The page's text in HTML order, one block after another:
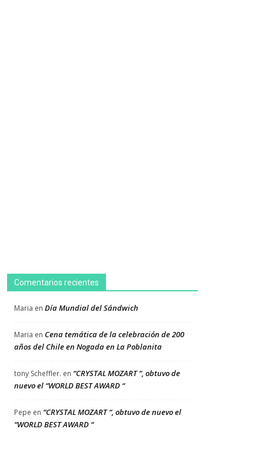
Comentarios recientes
Maria en Día Mundial del Sándwich
Maria en Cena temática de la celebración de 200
años del Chile en Nogada en La Poblanita
tony Scheffler. en “CRYSTAL MOZART “, obtuvo de
nuevo el “WORLD BEST AWARD “
Pepe en “CRYSTAL MOZART “, obtuvo de nuevo el
“WORLD BEST AWARD “